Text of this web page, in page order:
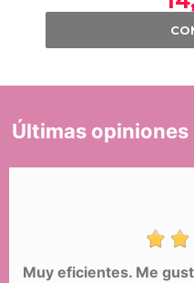
Últimas opiniones
Muy eficientes. Me